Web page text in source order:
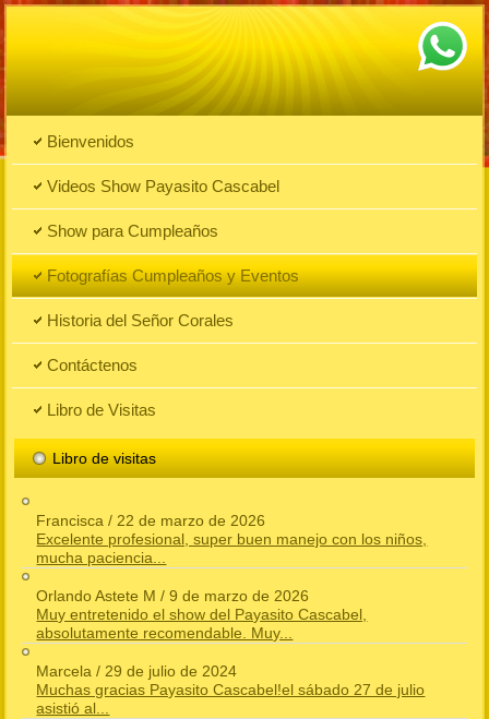
Bienvenidos
Videos Show Payasito Cascabel
Show para Cumpleaños
Fotografías Cumpleaños y Eventos
Historia del Señor Corales
Contáctenos
Libro de Visitas
Libro de visitas
Francisca /22 de marzo de 2026
Excelente profesional, super buen manejo con los niños,
mucha paciencia...
Orlando Astete M /9 de marzo de 2026
Muy entretenido el show del Payasito Cascabel,
absolutamente recomendable. Muy...
Marcela /29 de julio de 2024
Muchas gracias Payasito Cascabel!el sábado 27 de julio
asistió al...